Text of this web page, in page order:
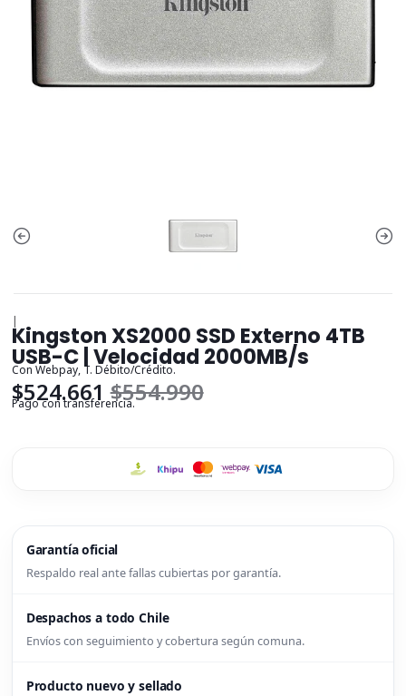
|
Kingston XS2000 SSD Externo 4TB
USB-C | Velocidad 2000MB/s
Con Webpay, T. Débito/Crédito.
$524.661$554.990
Pago con transferencia.
Garantía oficial
Respaldo real ante fallas cubiertas por garantía.
Despachos a todo Chile
Envíos con seguimiento y cobertura según comuna.
Producto nuevo y sellado